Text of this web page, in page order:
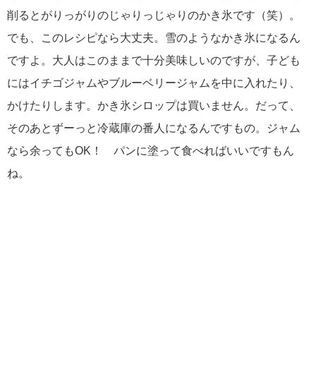
削るとがりっがりのじゃりっじゃりのかき氷です（笑）。
でも、このレシピなら大丈夫。雪のようなかき氷になるん
ですよ。大人はこのままで十分美味しいのですが、子ども
にはイチゴジャムやブルーベリージャムを中に入れたり、
かけたりします。かき氷シロップは買いません。だって、
そのあとずーっと冷蔵庫の番人になるんですもの。ジャム
なら余ってもOK！ パンに塗って食べればいいですもん
ね。